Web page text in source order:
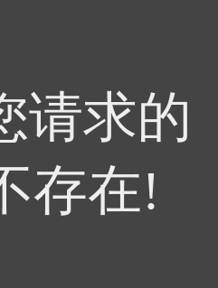
请求的
存在!